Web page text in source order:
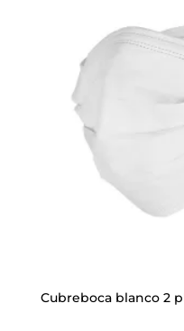
Cubreboca blanco 2